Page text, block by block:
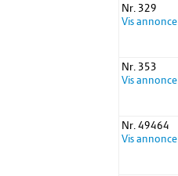
Nr. 329
Vis annonce
Nr. 353
Vis annonce
Nr. 49464
Vis annonce